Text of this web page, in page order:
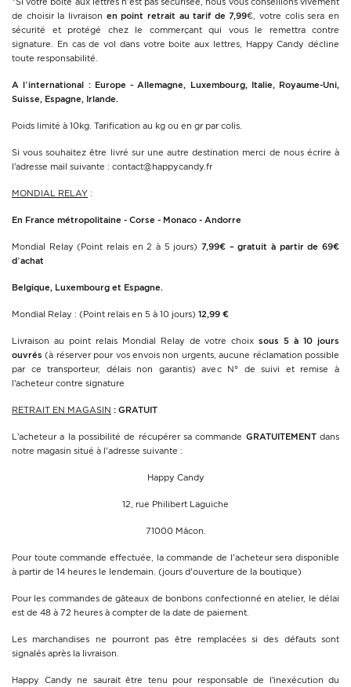
de choisir la livraison en point retrait au tarif de 7,99€, votre colis sera en
sécurité et protégé chez le commerçant qui vous le remettra contre
signature. En cas de vol dans votre boite aux lettres, Happy Candy décline
toute responsabilité.
A l’international : Europe - Allemagne, Luxembourg, Italie, Royaume-Uni,
Suisse, Espagne, Irlande.
Poids limité à 10kg. Tarification au kg ou en gr par colis.
Si vous souhaitez être livré sur une autre destination merci de nous écrire à
l’adresse mail suivante : contact@happycandy.fr
MONDIAL RELAY :
En France métropolitaine - Corse - Monaco - Andorre
Mondial Relay (Point relais en 2 à 5 jours) 7,99€ – gratuit à partir de 69€
d’achat
Belgique, Luxembourg et Espagne.
Mondial Relay : (Point relais en 5 à 10 jours) 12,99 €
Livraison au point relais Mondial Relay de votre choixsous 5 à 10 jours
ouvrés (à réserver pour vos envois non urgents, aucune réclamation possible
par ce transporteur, délais non garantis) avec N° de suivi et remise à
l’acheteur contre signature
RETRAIT EN MAGASIN : GRATUIT
L’acheteur a la possibilité de récupérer sa commande GRATUITEMENTdans
notre magasin situé à l'adresse suivante :
Happy Candy
12, rue Philibert Laguiche
71000 Mâcon.
Pour toute commande effectuée, la commande de l'acheteur sera disponible
à partir de 14 heures le lendemain. (jours d'ouverture de la boutique)
Pour les commandes de gâteaux de bonbons confectionné en atelier, le délai
est de 48 à 72 heures à compter de la date de paiement.
Les marchandises ne pourront pas être remplacées si des défauts sont
signalés après la livraison.
Happy Candy ne saurait être tenu pour responsable de l’inexécution du